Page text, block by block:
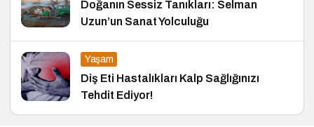
Doğanın Sessiz Tanıkları: Selman
Uzun’un Sanat Yolculuğu
Yaşam
Diş Eti Hastalıkları Kalp Sağlığınızı
Tehdit Ediyor!